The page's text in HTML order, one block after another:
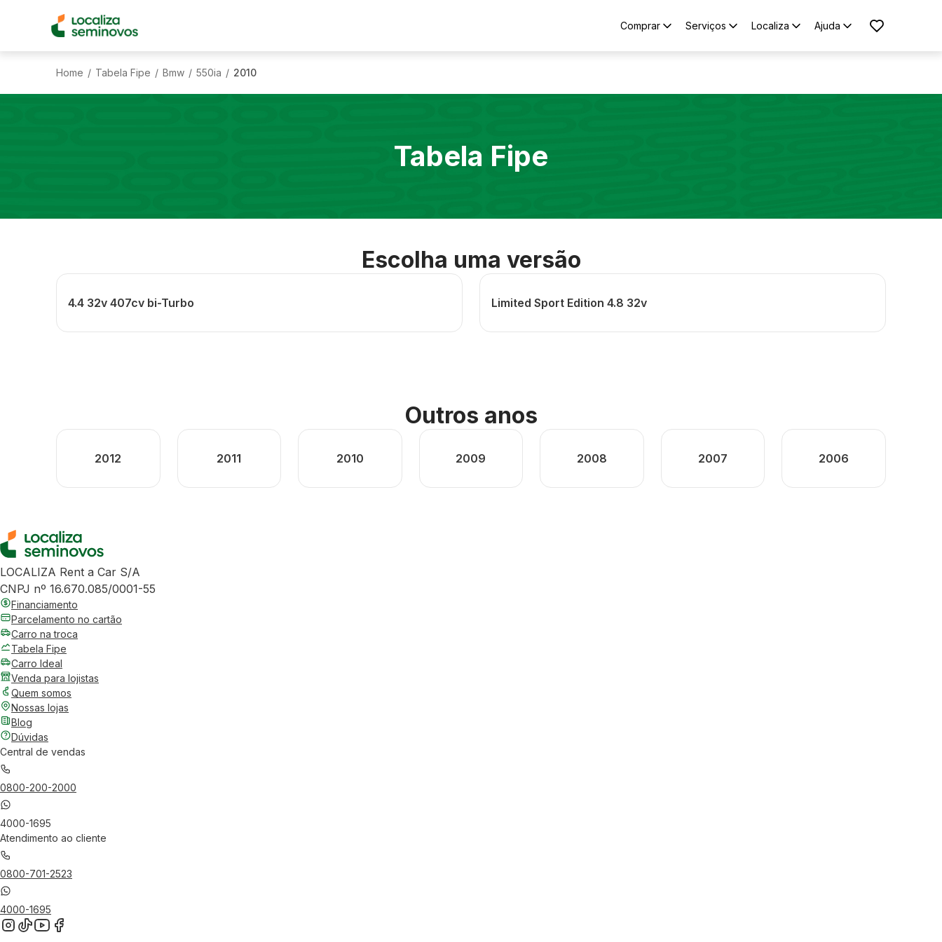
Comprar Serviços Localiza Ajuda
Home / Tabela Fipe / Bmw / 550ia / 2010
Tabela Fipe
Escolha uma versão
4.4 32v 407cv bi-Turbo Limited Sport Edition 4.8 32v
Outros anos
2012 2011 2010 2009 2008 2007 2006
LOCALIZA Rent a Car S/A
CNPJ nº 16.670.085/0001-55
Financiamento
Parcelamento no cartão
Carro na troca
Tabela Fipe
Carro Ideal
Venda para lojistas
Quem somos
Nossas lojas
Blog
Dúvidas
Central de vendas
0800-200-2000
4000-1695
Atendimento ao cliente
0800-701-2523
4000-1695